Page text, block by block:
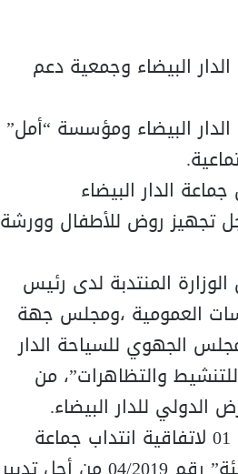
البيضاء وجمعية دعم
البيضاء ومؤسسة “أمل”
الدار البيضاء
تجهيز روض للأطفال وورشة
المنتدبة لدى رئيس
العمومية ،ومجلس جهة
الجهوي للسياحة الدار
والتظاهرات”، من
الدولي للدار البيضاء.
24. الدراسة والتصويت على مشروع ملحق تعديلي رقم 01 لاتفاقية انتداب جماعة